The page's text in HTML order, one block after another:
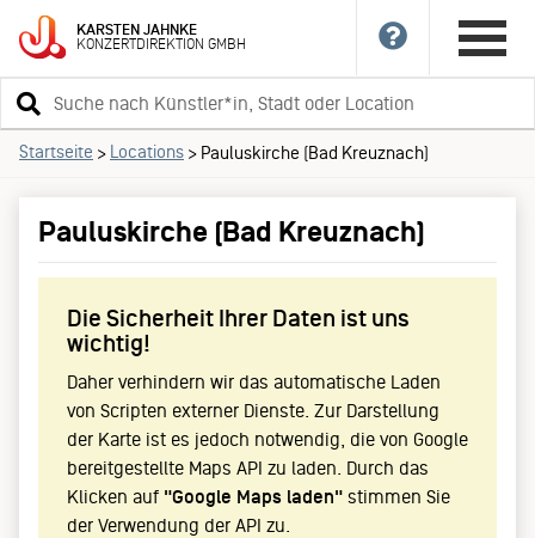
KARSTENJAHNKE
KONZERTDIREKTIONGMBH
Suchbegriff
eingeben
Startseite > Locations > Pauluskirche (Bad Kreuznach)
Pauluskirche (Bad Kreuznach)
Die Sicherheit Ihrer Daten ist uns
wichtig!
Daher verhindern wir das automatische Laden
von Scripten externer Dienste. Zur Darstellung
der Karte ist es jedoch notwendig, die von Google
bereitgestellte Maps API zu laden. Durch das
Klicken auf "Google Maps laden" stimmen Sie
der Verwendung der API zu.